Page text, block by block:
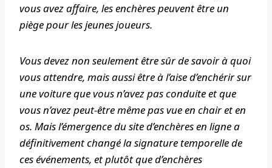
vous avez affaire, les enchères peuvent être un
piège pour les jeunes joueurs.
Vous devez non seulement être sûr de savoir à quoi
vous attendre, mais aussi être à l’aise d’enchérir sur
une voiture que vous n’avez pas conduite et que
vous n’avez peut-être même pas vue en chair et en
os. Mais l’émergence du site d’enchères en ligne a
définitivement changé la signature temporelle de
ces événements, et plutôt que d’enchères